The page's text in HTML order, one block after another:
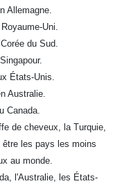
Allemagne.
Uni.
du Sud.
États-Unis.
Australie.
Canada.
de cheveux, la Turquie,
être les pays les moins
au monde.
l'Australie, les États-